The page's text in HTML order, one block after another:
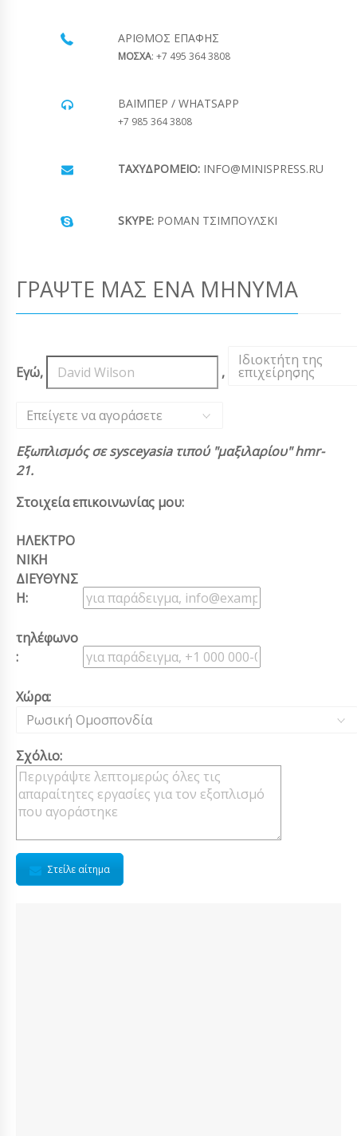
ΑΡΙΘΜΌΣ ΕΠΑΦΉΣ
ΜΟΣΧΑ: +7 495 364 3808
ΒΆΙΜΠΕΡ / WHATSAPP
+7 985 364 3808
ΤΑΧΥΔΡΟΜΕΊΟ: INFO@MINISPRESS.RU
SKYPE: ΡΟΜΆΝ ΤΣΙΜΠΟΎΛΣΚΙ
ΓΡΆΨΤΕ ΜΑΣ ΈΝΑ ΜΉΝΥΜΑ
Εγώ, ,
Ιδιοκτήτη της
επιχείρησης
,
Επείγετε να αγοράσετε
Εξωπλισμός σε sysceyasia τιπού "μαξιλαρίου" hmr-
21.
Στοιχεία επικοινωνίας μου:
ΗΛΕΚΤΡΟ
ΝΙΚΗ
ΔΙΕΥΘΥΝΣ
Η:
τηλέφωνο
:
Χώρα:
Ρωσική Ομοσπονδία
Σχόλιο:
Στείλε αίτημα